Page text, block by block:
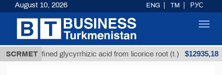
SCRMETUnrefined glycyrrhizic acid from licorice root (t.) $12935,18
August 10, 2026 ENG TM РУС